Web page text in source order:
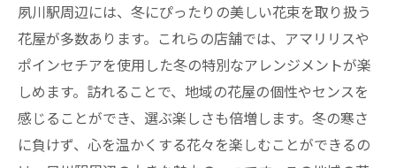
夙川駅周辺には、冬にぴったりの美しい花束を取り扱う
花屋が多数あります。これらの店舗では、アマリリスや
ポインセチアを使用した冬の特別なアレンジメントが楽
しめます。訪れることで、地域の花屋の個性やセンスを
感じることができ、選ぶ楽しさも倍増します。冬の寒さ
に負けず、心を温かくする花々を楽しむことができるの